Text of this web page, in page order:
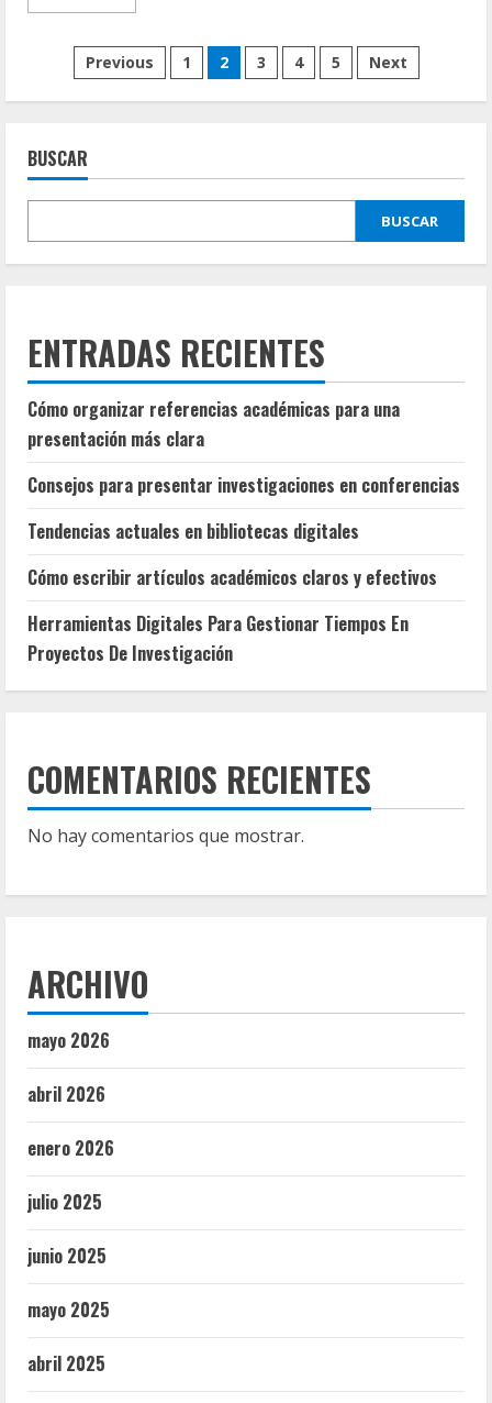
more
Bibliotecas
Conectan
con
Emojis
Paginación
de
entradas
Previous 1 2 3 4 5 Next
BUSCAR
BUSCAR
ENTRADAS RECIENTES
Cómo organizar referencias académicas para una
presentación más clara
Consejos para presentar investigaciones en conferencias
Tendencias actuales en bibliotecas digitales
Cómo escribir artículos académicos claros y efectivos
Herramientas Digitales Para Gestionar Tiempos En
Proyectos De Investigación
COMENTARIOS RECIENTES
No hay comentarios que mostrar.
ARCHIVO
mayo 2026
abril 2026
enero 2026
julio 2025
junio 2025
mayo 2025
abril 2025